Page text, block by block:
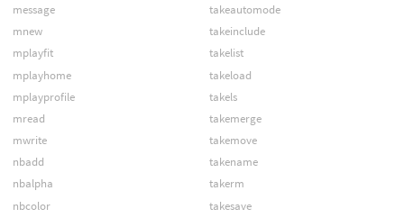
message
mnew
mplayfit
mplayhome
mplayprofile
mread
mwrite
nbadd
nbalpha
nbcolor
takeautomode
takeinclude
takelist
takeload
takels
takemerge
takemove
takename
takerm
takesave